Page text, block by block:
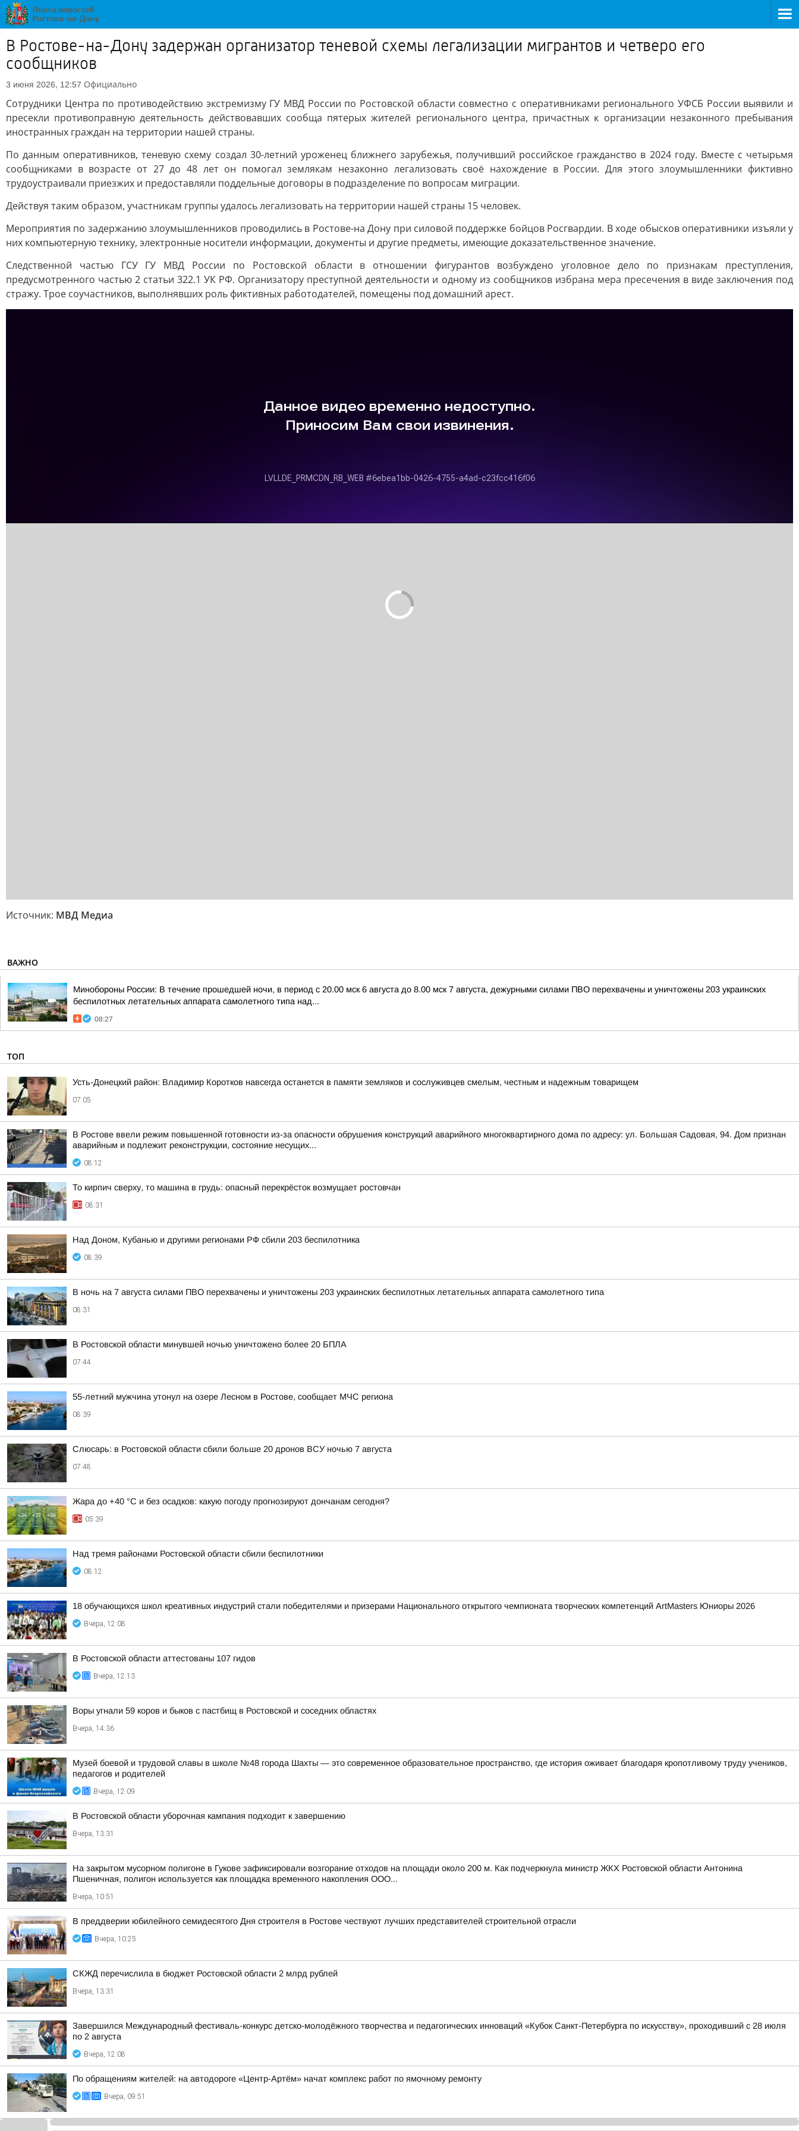
В Ростове-на-Дону задержан организатор теневой схемы легализации мигрантов и четверо его
сообщников
3 июня 2026, 12:57 Официально
Сотрудники Центра по противодействию экстремизму ГУ МВД России по Ростовской области совместно с оперативниками регионального УФСБ России выявили и
пресекли противоправную деятельность действовавших сообща пятерых жителей регионального центра, причастных к организации незаконного пребывания
иностранных граждан на территории нашей страны.
По данным оперативников, теневую схему создал 30-летний уроженец ближнего зарубежья, получивший российское гражданство в 2024 году. Вместе с четырьмя
сообщниками в возрасте от 27 до 48 лет он помогал землякам незаконно легализовать своё нахождение в России. Для этого злоумышленники фиктивно
трудоустраивали приезжих и предоставляли поддельные договоры в подразделение по вопросам миграции.
Действуя таким образом, участникам группы удалось легализовать на территории нашей страны 15 человек.
Мероприятия по задержанию злоумышленников проводились в Ростове-на Дону при силовой поддержке бойцов Росгвардии. В ходе обысков оперативники изъяли у
них компьютерную технику, электронные носители информации, документы и другие предметы, имеющие доказательственное значение.
Следственной частью ГСУ ГУ МВД России по Ростовской области в отношении фигурантов возбуждено уголовное дело по признакам преступления,
предусмотренного частью 2 статьи 322.1 УК РФ. Организатору преступной деятельности и одному из сообщников избрана мера пресечения в виде заключения под
стражу. Трое соучастников, выполнявших роль фиктивных работодателей, помещены под домашний арест.
Источник: МВД Медиа
ВАЖНО
Минобороны России: В течение прошедшей ночи, в период с 20.00 мск 6 августа до 8.00 мск 7 августа, дежурными силами ПВО перехвачены и уничтожены 203 украинских
беспилотных летательных аппарата самолетного типа над...
08:27
ТОП
Усть-Донецкий район: Владимир Коротков навсегда останется в памяти земляков и сослуживцев смелым, честным и надежным товарищем
07:05
В Ростове ввели режим повышенной готовности из-за опасности обрушения конструкций аварийного многоквартирного дома по адресу: ул. Большая Садовая, 94. Дом признан
аварийным и подлежит реконструкции, состояние несущих...
08:12
То кирпич сверху, то машина в грудь: опасный перекрёсток возмущает ростовчан
08:31
Над Доном, Кубанью и другими регионами РФ сбили 203 беспилотника
08:39
В ночь на 7 августа силами ПВО перехвачены и уничтожены 203 украинских беспилотных летательных аппарата самолетного типа
08:31
В Ростовской области минувшей ночью уничтожено более 20 БПЛА
07:44
55-летний мужчина утонул на озере Лесном в Ростове, сообщает МЧС региона
08:39
Слюсарь: в Ростовской области сбили больше 20 дронов ВСУ ночью 7 августа
07:48
Жара до +40 °С и без осадков: какую погоду прогнозируют дончанам сегодня?
05:39
Над тремя районами Ростовской области сбили беспилотники
08:12
18 обучающихся школ креативных индустрий стали победителями и призерами Национального открытого чемпионата творческих компетенций ArtMasters Юниоры 2026
Вчера, 12:08
В Ростовской области аттестованы 107 гидов
Вчера, 12:13
Воры угнали 59 коров и быков с пастбищ в Ростовской и соседних областях
Вчера, 14:36
Музей боевой и трудовой славы в школе №48 города Шахты — это современное образовательное пространство, где история оживает благодаря кропотливому труду учеников,
педагогов и родителей
Вчера, 12:09
В Ростовской области уборочная кампания подходит к завершению
Вчера, 13:31
На закрытом мусорном полигоне в Гукове зафиксировали возгорание отходов на площади около 200 м. Как подчеркнула министр ЖКХ Ростовской области Антонина
Пшеничная, полигон используется как площадка временного накопления ООО...
Вчера, 10:51
В преддверии юбилейного семидесятого Дня строителя в Ростове чествуют лучших представителей строительной отрасли
Вчера, 10:25
СКЖД перечислила в бюджет Ростовской области 2 млрд рублей
Вчера, 13:31
Завершился Международный фестиваль-конкурс детско-молодёжного творчества и педагогических инноваций «Кубок Санкт-Петербурга по искусству», проходивший с 28 июля
по 2 августа
Вчера, 12:08
По обращениям жителей: на автодороге «Центр-Артём» начат комплекс работ по ямочному ремонту
Вчера, 09:51